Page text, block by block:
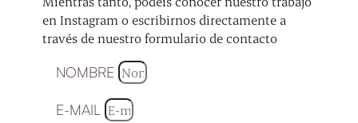
en Instagram o escribirnos directamente a
través de nuestro formulario de contacto
NOMBRE
E-MAIL